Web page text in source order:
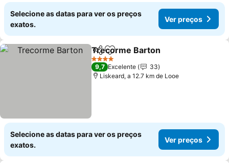
Selecione as datas para ver os preços
exatos.
Ver preços
PartilharAdicionar aos favoritos
Trecorme Barton
4 Estrelas
9,7 Excelente
33
Liskeard, a 12.7 km de Looe
Selecione as datas para ver os preços
exatos.
Ver preços